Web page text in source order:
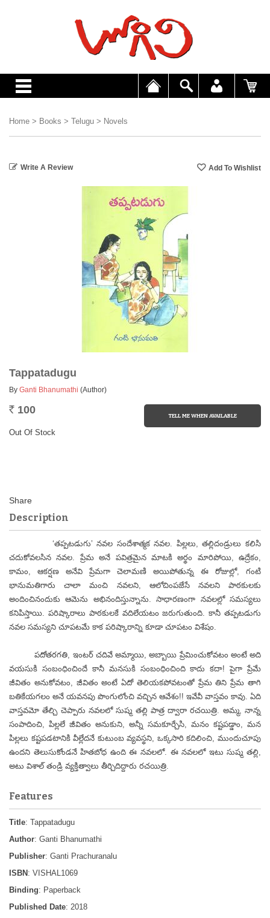
Home > Books > Telugu > Novels
Write A Review
Tappatadugu
By Ganti Bhanumathi (Author)
Rs. 100
Out Of Stock
Description
‘తప్పటడుగు’ నవల సందేశాత్మక నవల. పిల్లలు, తల్లిదండ్రులు కలిసి
చదుకోవలసిన నవల. ప్రేమ అనే పవిత్రమైన మాటకి అర్థం మారిపోయి, ఉద్రేకం,
కామం, ఆకర్షణ అనేవి ప్రేమగా చెలామణి అయిపోతున్న ఈ రోజుల్లో, గంటి
భానుమతిగారు చాలా మంచి నవలని, ఆలోచింపజేసే నవలని పాఠకులకు
అందించినందుకు ఆమెను అభినందిస్తున్నాను. సాధారణంగా నవలల్లో సమస్యలు
కనిపిస్తాయి. పరిష్కారాలు పాఠకులకే వదిలేయటం జరుగుతుంది. కానీ తప్పటడుగు
నవల సమస్యని చూపటమే కాక పరిష్కారాన్ని కూడా చూపటం విశేషం.
పదోతరగతి, ఇంటర్ చదివే అమ్మాయి, అబ్బాయి ప్రేమించుకోవటం అంటే అది
వయసుకి సంబంధించిందే కానీ మనసుకి సంబంధించింది కాదు కదా! పైగా ప్రేమే
జీవితం అనుకోవటం, జీవితం అంటే ఏదో తెలియకపోవటంతో ప్రేమ తిని ప్రేమ తాగి
బతికేయగలం అనే యవనపు పొంగులోంచి వచ్చిన ఆవేశం!! ఇవేవీ వాస్తవం కావు. ఏది
వాస్తవమో తేల్చి చెప్పారు నవలలో సుష్మ తల్లి పాత్ర ద్వారా రచయిత్రి. అమ్మ, నాన్న
సంపాదించి, పిల్లలే జీవితం అనుకుని, అన్నీ సమకూర్చేసి, మనం కష్టపడ్డాం, మన
పిల్లలు కష్టపడటానికి వీల్లేదనే కుటుంబ వ్యవస్థని, ఒక్కసారి కదిలించి, ముందుచూపు
ఉందని తెలుసుకోండనే హితబోధ ఉంది ఈ నవలలో. ఈ నవలలో ఇటు సుష్మ తల్లి,
అటు విశాల్ తండ్రి వ్యక్తిత్వాలు తీర్చిదిద్దారు రచయిత్రి.
Features
Title: Tappatadugu
Author: Ganti Bhanumathi
Publisher: Ganti Prachuranalu
ISBN : VISHAL1069
Binding: Paperback
Published Date: 2018